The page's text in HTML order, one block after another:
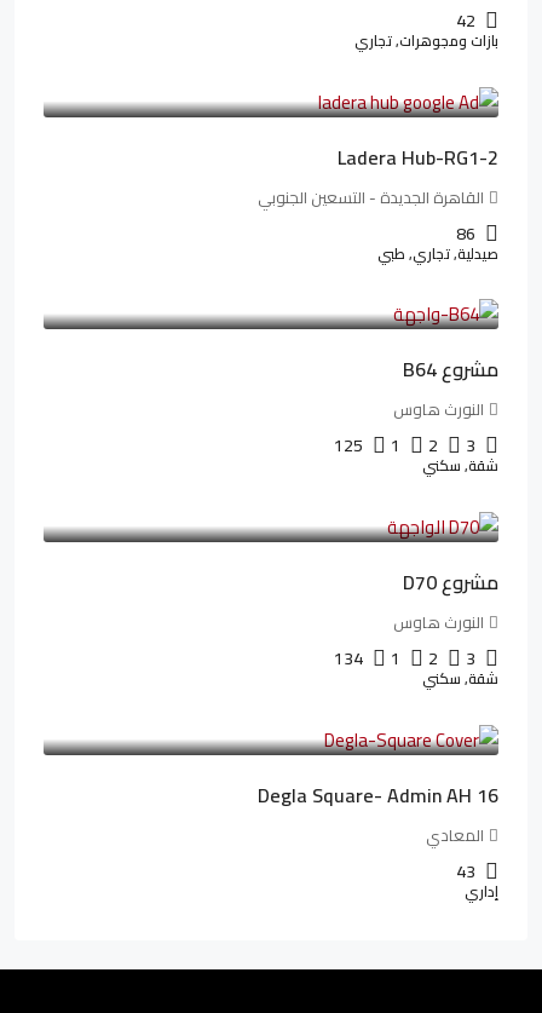
42
بازات ومجوهرات, تجاري
Ladera Hub-RG1-2
القاهرة الجديدة - التسعين الجنوبي
86
صيدلية, تجاري, طبي
مشروع B64
النورث هاوس
3
2
1
125
شقة, سكني
مشروع D70
النورث هاوس
3
2
1
134
شقة, سكني
Degla Square- Admin AH 16
المعادي
43
إداري